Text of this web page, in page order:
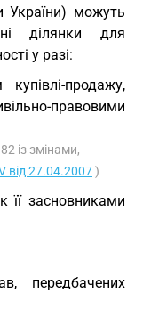
України) можуть
ділянки для
у разі:
продажу,
правовими
із змінами,
від 27.04.2007)
її засновниками
передбачених